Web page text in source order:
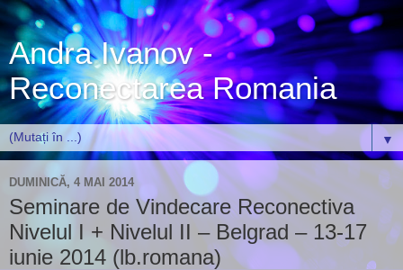
Andra Ivanov -
Reconectarea Romania
▼
DUMINICĂ, 4 MAI 2014
Seminare de Vindecare Reconectiva
Nivelul I + Nivelul II – Belgrad – 13-17
iunie 2014 (lb.romana)